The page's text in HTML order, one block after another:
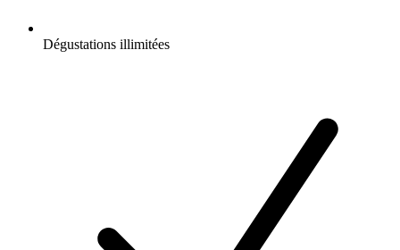
Dégustations illimitées